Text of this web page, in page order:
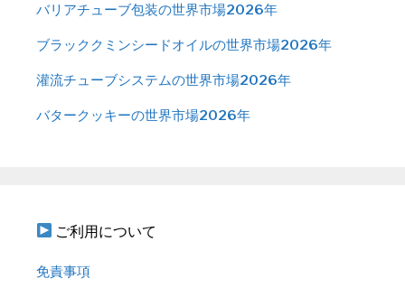
バリアチューブ包装の世界市場2026年
ブラッククミンシードオイルの世界市場2026年
灌流チューブシステムの世界市場2026年
バタークッキーの世界市場2026年
ご利用について
免責事項